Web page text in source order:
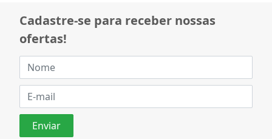
Cadastre-se para receber nossas
ofertas!